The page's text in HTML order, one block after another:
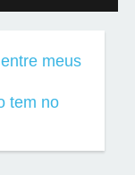
meus
tem no